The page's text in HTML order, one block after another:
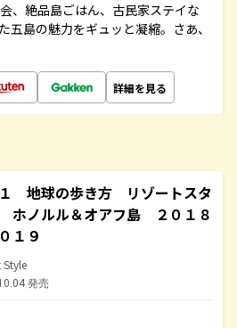
、絶品島ごはん、古民家ステイな
五島の魅力をギュッと凝縮。さあ、
詳細を見る
地球の歩き方 リゾートスタ
ホノルル＆オアフ島 ２０１８
１９
Style
発売